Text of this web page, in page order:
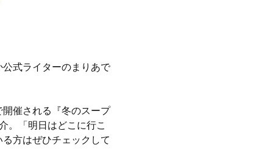
式ライターのまりあで
催される『冬のスープ
。「明日はどこに行こ
方はぜひチェックして